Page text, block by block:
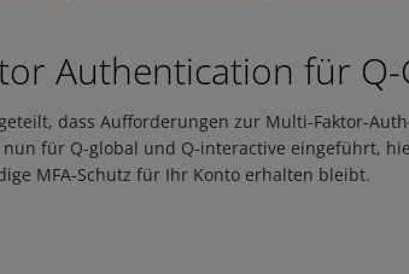
Authentication für
dass Aufforderungen zur Multi-Faktor-
für Q-global und Q-interactive eingeführt,
MFA-Schutz für Ihr Konto erhalten bleibt.